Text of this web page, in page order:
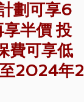
劃可享6
半價 投
費可享低
2024年2